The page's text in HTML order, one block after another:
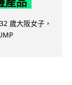
歲大阪女子，